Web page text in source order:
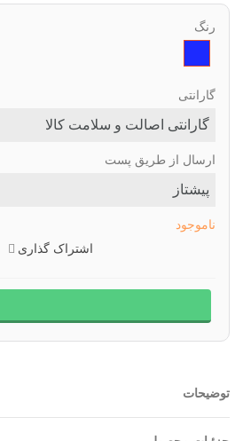
رنگ
ای
گارانتی
ارسال از طریق پست
ناموجود
اشتراک گذاری
توضیحات